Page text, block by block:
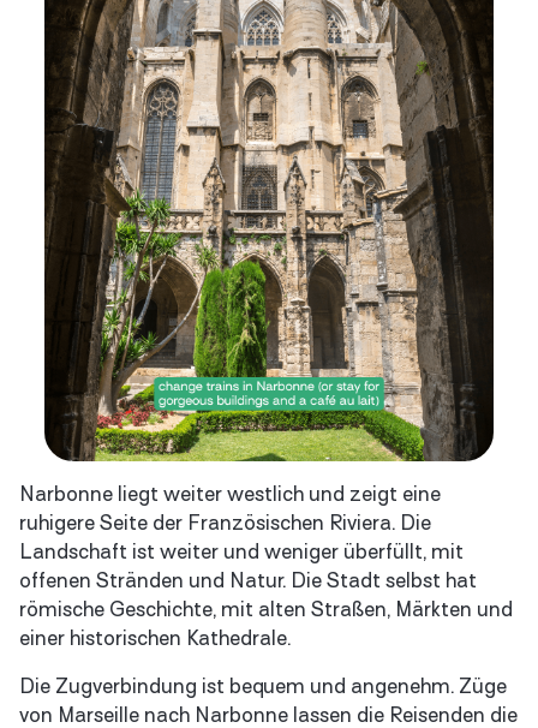
Narbonne liegt weiter westlich und zeigt eine
ruhigere Seite der Französischen Riviera. Die
Landschaft ist weiter und weniger überfüllt, mit
offenen Stränden und Natur. Die Stadt selbst hat
römische Geschichte, mit alten Straßen, Märkten und
einer historischen Kathedrale.
Die Zugverbindung ist bequem und angenehm. Züge
von Marseille nach Narbonne lassen die Reisenden die